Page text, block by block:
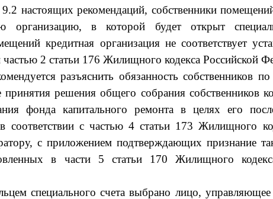
9.2 настоящих рекомендаций, собственники
организацию, в которой будет открыт
кредитная организация не соответствует
частью 2 статьи 176 Жилищного кодекса Российской
разъяснить обязанность собственников
принятия решения общего собрания собственников
фонда капитального ремонта в целях его
соответствии с частью 4 статьи 173 Жилищного
с приложением подтверждающих признание
в части 5 статьи 170 Жилищного
специального счета выбрано лицо,